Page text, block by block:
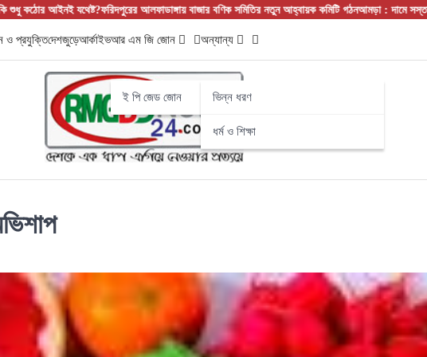
আলফাডাঙ্গায় বাজার বণিক সমিতির নতুন আহ্বায়ক কমিটি গঠনআমড়া : দামে সস্তা, গুণে সেরা! নামের শুরুতে
ও প্রযুক্তিদেশজুড়েআর্কাইভআর এম জি জোন
ই পি জেড জোন
অন্যান্য
ভিন্ন ধরণ
ধর্ম ও শিক্ষা